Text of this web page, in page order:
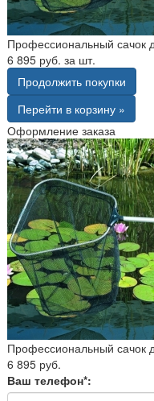
Профессиональный сачок
6 895 руб. за шт.
Продолжить покупки
Перейти в корзину »
Оформление заказа
Профессиональный сачок
6 895 руб.
Ваш телефон*: